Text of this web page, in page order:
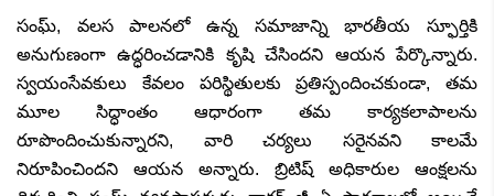
సంఘ్, వలస పాలనలో ఉన్న సమాజాన్ని భారతీయ స్ఫూర్తికి
అనుగుణంగా ఉద్ధరించడానికి కృషి చేసిందని ఆయన పేర్కొన్నారు.
స్వయంసేవకులు కేవలం పరిస్థితులకు ప్రతిస్పందించకుండా, తమ
మూల సిద్ధాంతం ఆధారంగా తమ కార్యకలాపాలను
రూపొందించుకున్నారని, వారి చర్యలు సరైనవని కాలమే
నిరూపించిందని ఆయన అన్నారు. బ్రిటిష్ అధికారుల ఆంక్షలను